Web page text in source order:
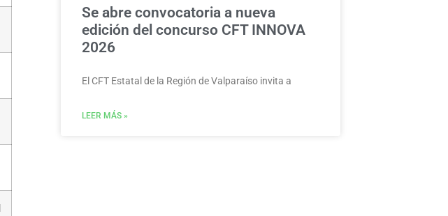
Se abre convocatoria a nueva
edición del concurso CFT INNOVA
2026
El CFT Estatal de la Región de Valparaíso invita a
LEER MÁS »